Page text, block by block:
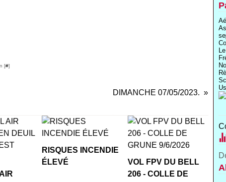
[#]
DIMANCHE 07/05/2023.
RISQUES INCENDIE
ÉLEVÉ
VOL FPV DU BELL
206 - COLLE DE